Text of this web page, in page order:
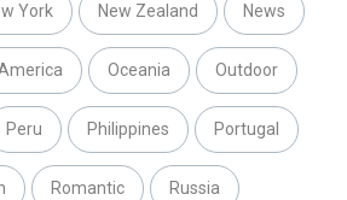
York New Zealand News
Oceania Outdoor
Peru Philippines Portugal
Romantic Russia